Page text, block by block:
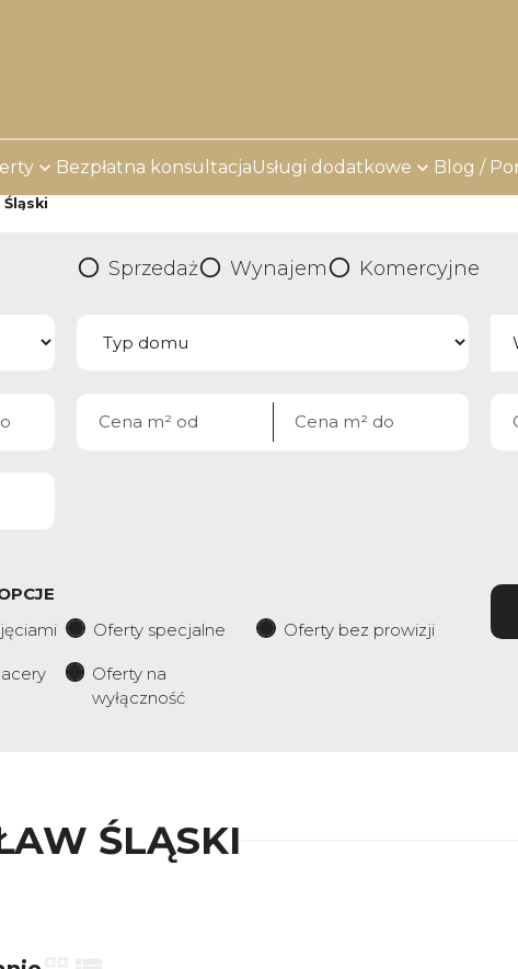
Bezpłatna konsultacjaUsługi dodatkowe Blog /
Sprzedaż Wynajem Komercyjne
Oferty specjalne Oferty bez prowizji
Oferty na
wyłączność
ŚLĄSKI